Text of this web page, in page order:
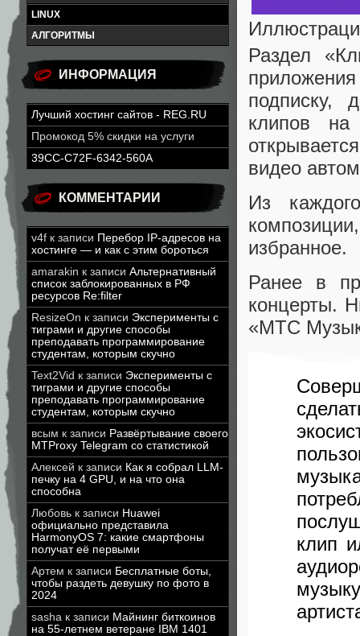
LINUX
АЛГОРИТМЫ
ИНФОРМАЦИЯ
Лучший хостинг сайтов - REG.RU
Промокод 5% скидки на услуги
39CC-C72F-6342-560A
КОММЕНТАРИИ
v4f к записи Перебор IP-адресов на
хостинге — и как с этим бороться
amarakin к записи Альтернативный
список заблокированных в РФ
ресурсов Re:filter
ResizeOn к записи Эксперименты с
тиграми и другие способы
преподавать программирование
студентам, которым скучно
Text2Vid к записи Эксперименты с
тиграми и другие способы
преподавать программирование
студентам, которым скучно
всым к записи Развёртывание своего
MTProxy Telegram со статистикой
Алексей к записи Как я собрал LLM-
печку на 4 GPU, и на что она
способна
Любовь к записи Huawei
официально представила
HarmonyOS 7: какие смартфоны
получат её первыми
Артем к записи Бесплатные боты,
чтобы раздеть девушку по фото в
2024
sasha к записи Майнинг биткоинов
на 55-летнем ветеране IBM 1401
Раздел
подписку,
клипов на
видео
Из
избранное.
Ранее в
концерты.
«МТС
клип